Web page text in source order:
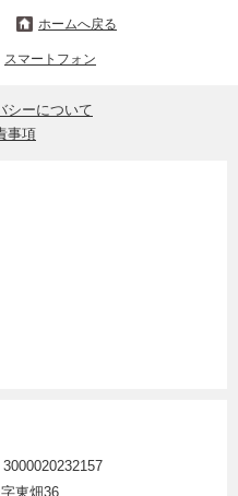
ホームへ戻る
スマートフォン
シーについて
事項
東畑36